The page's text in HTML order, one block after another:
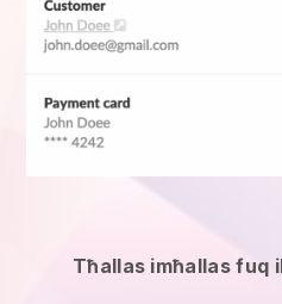
Tħallas imħallas fuq